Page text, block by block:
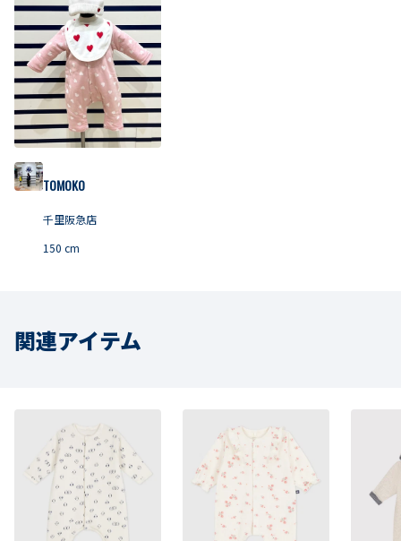
TOMOKO
千里阪急店
150 cm
関連アイテム